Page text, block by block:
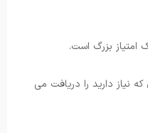
امتیاز بزرگ است.
نیاز دارید را دریافت می